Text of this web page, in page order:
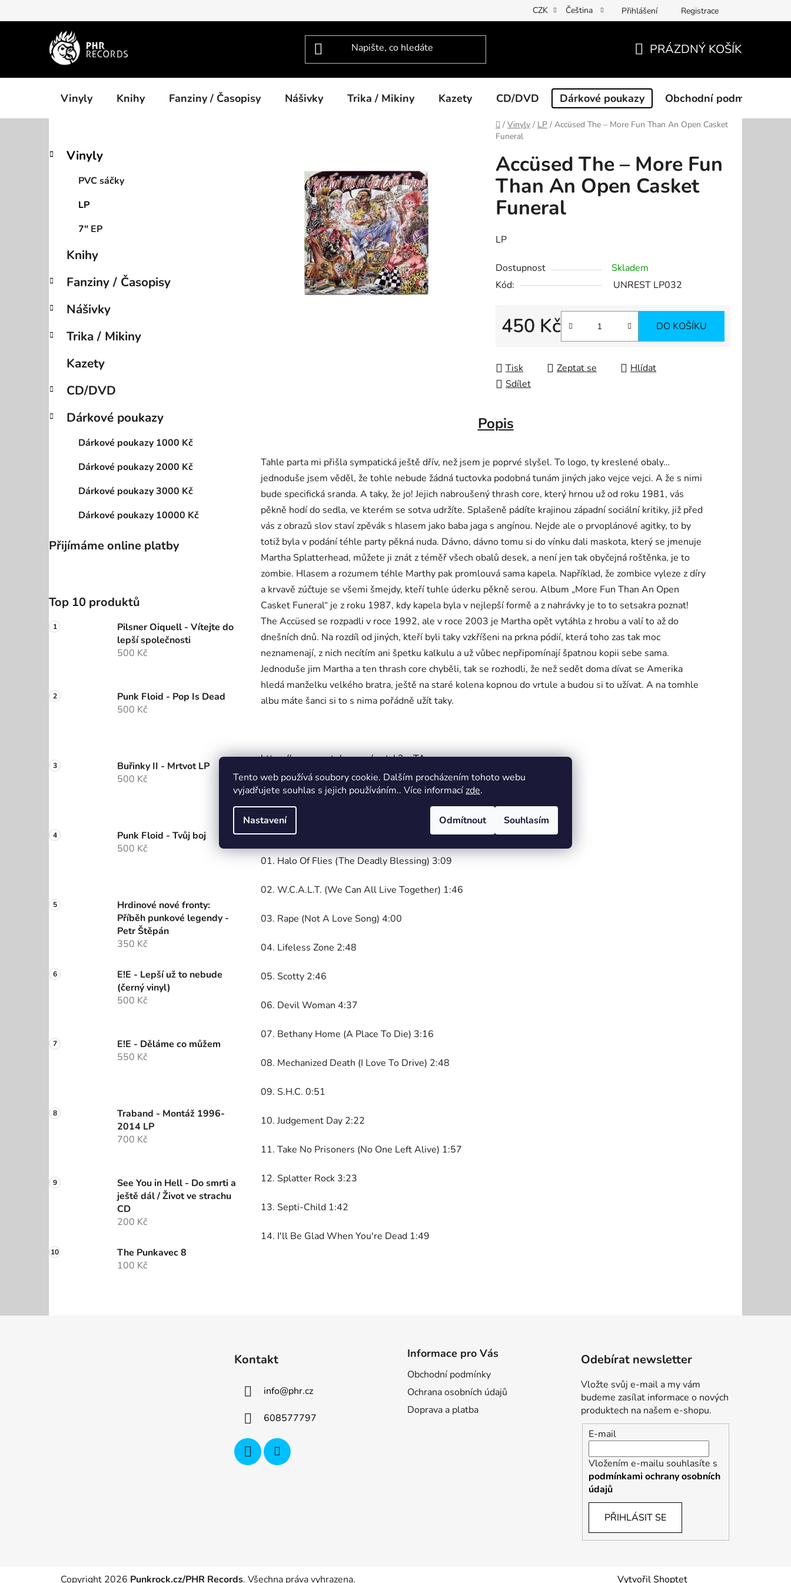
Tento web používá soubory cookie. Dalším procházením tohoto webu
vyjadřujete souhlas s jejich používáním.. Více informacízde.
Nastavení Odmítnout Souhlasím
na
CZK Čeština Přihlášení Registrace
KOŠÍK
PRÁZDNÝ KOŠÍK
Vinyly Knihy Fanziny / Časopisy Nášivky Trika / Mikiny Kazety CD/DVD Dárkové poukazy Obchodní podmínky
Domů
/ Vinyly / LP / Accüsed The ‎– More Fun Than An Open Casket
Funeral
P
p
a
e
Přeskočit
kategorie
K
a
Vinyly
PVC sáčky
LP
7" EP
Knihy
Fanziny / Časopisy
Nášivky
Trika / Mikiny
Kazety
CD/DVD
Dárkové poukazy
Dárkové poukazy 1000 Kč
Dárkové poukazy 2000 Kč
Dárkové poukazy 3000 Kč
Dárkové poukazy 10000 Kč
Přijímáme online platby
Top 10 produktů
Pilsner Oiquell - Vítejte do
lepší společnosti
500 Kč
Punk Floid - Pop Is Dead
500 Kč
Buřinky II - Mrtvot LP
500 Kč
Punk Floid - Tvůj boj
500 Kč
Hrdinové nové fronty:
Příběh punkové legendy -
Petr Štěpán
350 Kč
E!E - Lepší už to nebude
(černý vinyl)
500 Kč
E!E - Děláme co můžem
550 Kč
Traband - Montáž 1996-
2014 LP
700 Kč
See You in Hell - Do smrti a
ještě dál / Život ve strachu
CD
200 Kč
The Punkavec 8
100 Kč
Accüsed The ‎– More Fun
Than An Open Casket
Funeral
LP
Dostupnost
Skladem
Kód:
UNREST LP032
450 Kč DO KOŠÍKU
Tisk Zeptat se
Hlídat
Sdílet
Popis
Tahle parta mi přišla sympatická ještě dřív, než jsem je poprvé slyšel. To logo, ty kreslené obaly…
jednoduše jsem věděl, že tohle nebude žádná tuctovka podobná tunám jiných jako vejce vejci. A že s nimi
bude specifická sranda. A taky, že jo! Jejich nabroušený thrash core, který hrnou už od roku 1981, vás
pěkně hodí do sedla, ve kterém se sotva udržíte. Splašeně pádíte krajinou západní sociální kritiky, již před
vás z obrazů slov staví zpěvák s hlasem jako baba jaga s angínou. Nejde ale o prvoplánové agitky, to by
totiž byla v podání téhle party pěkná nuda. Dávno, dávno tomu si do vínku dali maskota, který se jmenuje
Martha Splatterhead, můžete ji znát z téměř všech obalů desek, a není jen tak obyčejná roštěnka, je to
zombie. Hlasem a rozumem téhle Marthy pak promlouvá sama kapela. Například, že zombice vyleze z díry
a krvavě zúčtuje se všemi šmejdy, kteří tuhle úderku pěkně serou. Album „More Fun Than An Open
Casket Funeral“ je z roku 1987, kdy kapela byla v nejlepší formě a z nahrávky je to to setsakra poznat!
The Accüsed se rozpadli v roce 1992, ale v roce 2003 je Martha opět vytáhla z hrobu a valí to až do
dnešních dnů. Na rozdíl od jiných, kteří byli taky vzkříšeni na prkna pódií, která toho zas tak moc
neznamenají, z nich necítím ani špetku kalkulu a už vůbec nepřipomínají špatnou kopii sebe sama.
Jednoduše jim Martha a ten thrash core chyběli, tak se rozhodli, že než sedět doma dívat se Amerika
hledá manželku velkého bratra, ještě na staré kolena kopnou do vrtule a budou si to užívat. A na tomhle
albu máte šanci si to s nima pořádně užít taky.
https://www.youtube.com/watch?v=TA-
rRKP2MTU&list=OLAK5uy_lBwsLuJQwjwaA391yysaE1IBvOXl7Mi1U
Tracklist:
01. Halo Of Flies (The Deadly Blessing) 3:09
02. W.C.A.L.T. (We Can All Live Together) 1:46
03. Rape (Not A Love Song) 4:00
04. Lifeless Zone 2:48
05. Scotty 2:46
06. Devil Woman 4:37
07. Bethany Home (A Place To Die) 3:16
08. Mechanized Death (I Love To Drive) 2:48
09. S.H.C. 0:51
10. Judgement Day 2:22
11. Take No Prisoners (No One Left Alive) 1:57
12. Splatter Rock 3:23
13. Septi-Child 1:42
14. I'll Be Glad When You're Dead 1:49
Kontakt
info@phr.cz
608577797
Informace pro Vás
Obchodní podmínky
Ochrana osobních údajů
Doprava a platba
Odebírat newsletter
Vložte svůj e-mail a my vám
budeme zasílat informace o nových
produktech na našem e-shopu.
E-mail
Vložením e-mailu souhlasíte s
podmínkami ochrany osobních
údajů
PŘIHLÁSIT SE
Vytvořil Shoptet
Copyright 2026 Punkrock.cz/PHR Records. Všechna práva vyhrazena.